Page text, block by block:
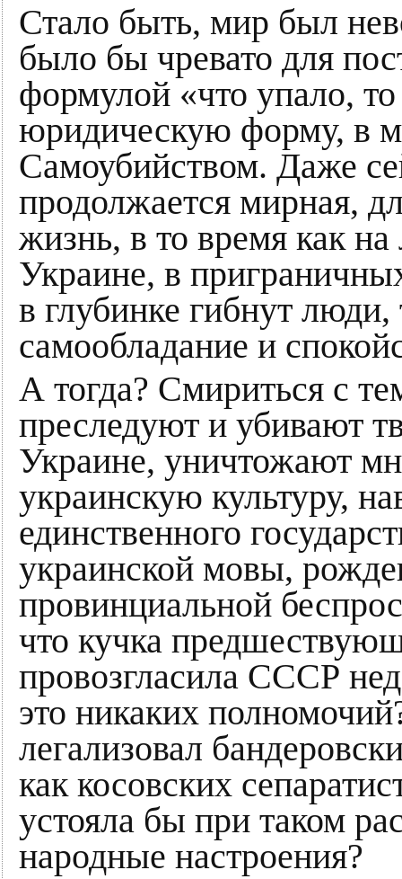
Стало быть, мир был
было бы чревато для
формулой «что упало,
юридическую форму, в
Самоубийством. Даже
продолжается мирная,
жизнь, в то время как
Украине, в
в глубинке гибнут люди,
самообладание и
А тогда? Смириться с
преследуют и убивают
Украине, уничтожают
украинскую культуру,
единственного
украинской мовы,
провинциальной
что кучка
провозгласила СССР
это никаких
легализовал
как косовских
устояла бы при таком
народные настроения?